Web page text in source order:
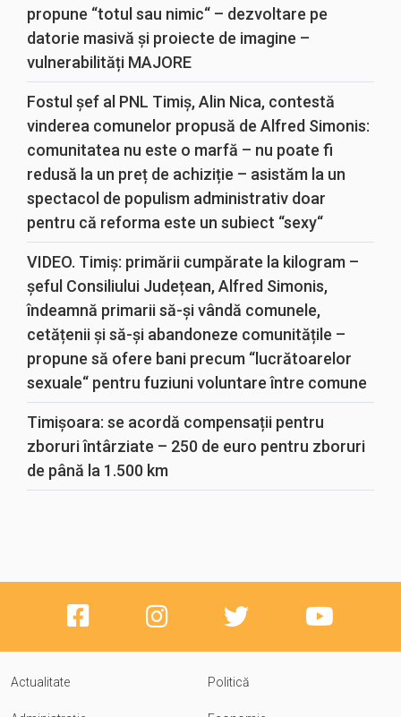
propune “totul sau nimic“ – dezvoltare pe
datorie masivă și proiecte de imagine –
vulnerabilități MAJORE
Fostul șef al PNL Timiș, Alin Nica, contestă
vinderea comunelor propusă de Alfred Simonis:
comunitatea nu este o marfă – nu poate fi
redusă la un preț de achiziție – asistăm la un
spectacol de populism administrativ doar
pentru că reforma este un subiect “sexy“
VIDEO. Timiș: primării cumpărate la kilogram –
șeful Consiliului Județean, Alfred Simonis,
îndeamnă primarii să-și vândă comunele,
cetățenii și să-și abandoneze comunitățile –
propune să ofere bani precum “lucrătoarelor
sexuale“ pentru fuziuni voluntare între comune
Timișoara: se acordă compensații pentru
zboruri întârziate – 250 de euro pentru zboruri
de până la 1.500 km
Actualitate Politică